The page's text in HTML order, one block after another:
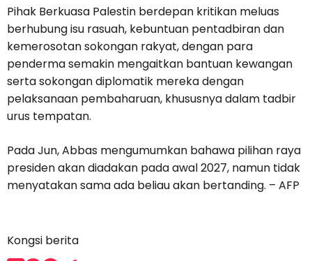
Pihak Berkuasa Palestin berdepan kritikan meluas
berhubung isu rasuah, kebuntuan pentadbiran dan
kemerosotan sokongan rakyat, dengan para
penderma semakin mengaitkan bantuan kewangan
serta sokongan diplomatik mereka dengan
pelaksanaan pembaharuan, khususnya dalam tadbir
urus tempatan.
Pada Jun, Abbas mengumumkan bahawa pilihan raya
presiden akan diadakan pada awal 2027, namun tidak
menyatakan sama ada beliau akan bertanding. – AFP
Kongsi berita